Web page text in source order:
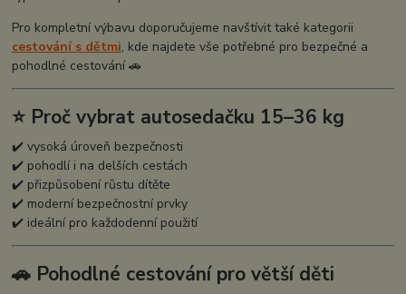
Pro kompletní výbavu doporučujeme navštívit také kategorii
cestování s dětmi, kde najdete vše potřebné pro bezpečné a
pohodlné cestování 🚗
⭐ Proč vybrat autosedačku 15–36 kg
✔️ vysoká úroveň bezpečnosti
✔️ pohodlí i na delších cestách
✔️ přizpůsobení růstu dítěte
✔️ moderní bezpečnostní prvky
✔️ ideální pro každodenní použití
🚗 Pohodlné cestování pro větší děti